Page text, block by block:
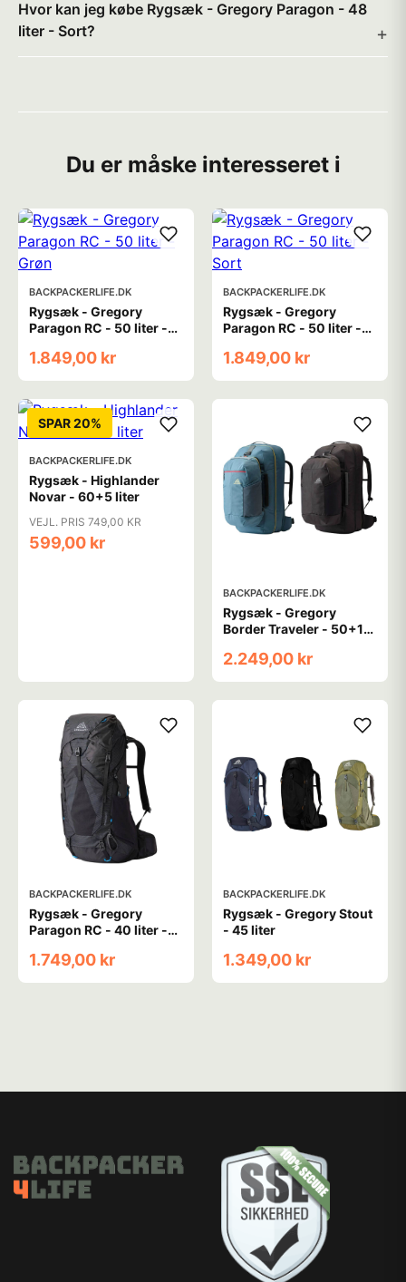
Hvor kan jeg købe Rygsæk - Gregory Paragon - 48
liter - Sort?
Du er måske interesseret i
BACKPACKERLIFE.DK
Rygsæk - Gregory
Paragon RC - 50 liter -
1.849,00 kr
BACKPACKERLIFE.DK
Rygsæk - Gregory
Paragon RC - 50 liter -
1.849,00 kr
SPAR 20%
BACKPACKERLIFE.DK
Rygsæk - Highlander
Novar - 60+5 liter
VEJL. PRIS 749,00 KR
599,00 kr
BACKPACKERLIFE.DK
Rygsæk - Gregory
Border Traveler - 50+15
2.249,00 kr
BACKPACKERLIFE.DK
Rygsæk - Gregory
Paragon RC - 40 liter -
1.749,00 kr
BACKPACKERLIFE.DK
Rygsæk - Gregory Stout
- 45 liter
1.349,00 kr